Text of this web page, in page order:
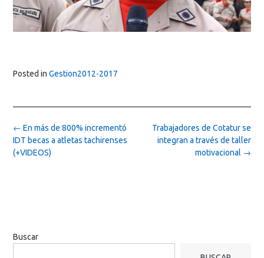
Posted in Gestion2012-2017
Post
navigation
Trabajadores de Cotatur se
integran a través de taller
motivacional →
← En más de 800% incrementó
IDT becas a atletas tachirenses
(+VIDEOS)
Buscar